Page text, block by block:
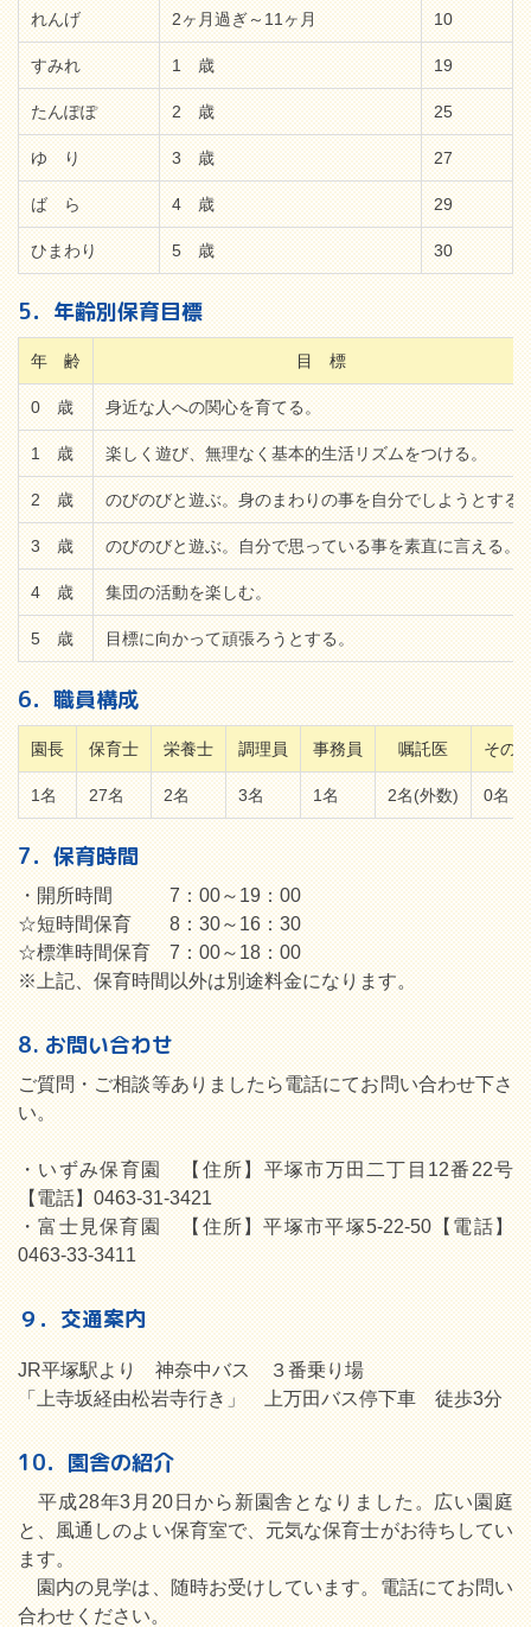
れんげ 2ヶ月過ぎ～11ヶ月 10
すみれ 1 歳 19
たんぽぽ 2 歳 25
ゆ り 3 歳 27
ば ら 4 歳 29
ひまわり 5 歳 30
5．年齢別保育目標
年 齢 目 標
0 歳 身近な人への関心を育てる。
1 歳 楽しく遊び、無理なく基本的生活リズムをつける。
2 歳 のびのびと遊ぶ。身のまわりの事を自分でしようとする
3 歳 のびのびと遊ぶ。自分で思っている事を素直に言える。
4 歳 集団の活動を楽しむ。
5 歳 目標に向かって頑張ろうとする。
6．職員構成
園長 保育士 栄養士 調理員 事務員 嘱託医 その
1名 27名 2名 3名 1名 2名(外数) 0名
7．保育時間
・開所時間 7：00～19：00
☆短時間保育 8：30～16：30
☆標準時間保育 7：00～18：00
※上記、保育時間以外は別途料金になります。
8. お問い合わせ
ご質問・ご相談等ありましたら電話にてお問い合わせ下さ
い。
・いずみ保育園 【住所】平塚市万田二丁目12番22号
【電話】0463-31-3421
・富士見保育園 【住所】平塚市平塚5-22-50【電話】
0463-33-3411
９．交通案内
JR平塚駅より 神奈中バス ３番乗り場
「上寺坂経由松岩寺行き」 上万田バス停下車 徒歩3分
10．園舎の紹介
平成28年3月20日から新園舎となりました。広い園庭
と、風通しのよい保育室で、元気な保育士がお待ちしてい
ます。
園内の見学は、随時お受けしています。電話にてお問い
合わせください。